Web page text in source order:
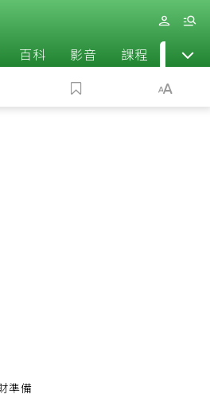
百科 影音 課程 退休
準備